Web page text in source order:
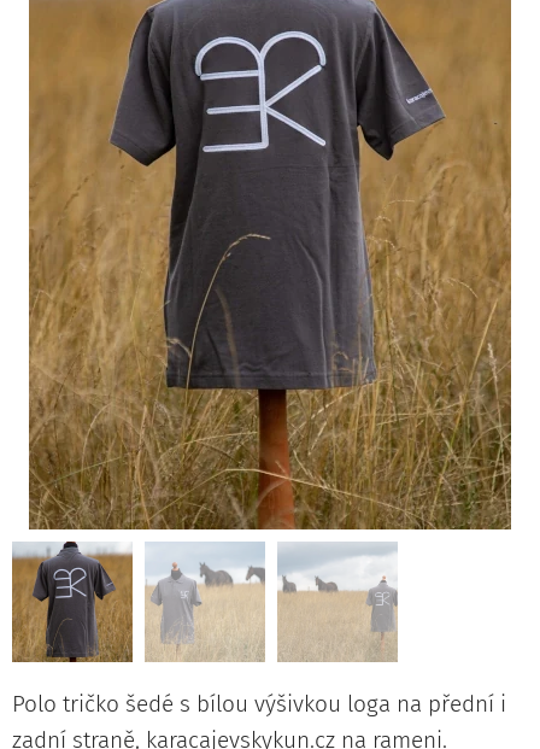
Polo tričko šedé s bílou výšivkou loga na přední i
zadní straně, karacajevskykun.cz na rameni.